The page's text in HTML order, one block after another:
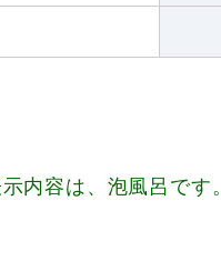
内容は、泡風呂です。